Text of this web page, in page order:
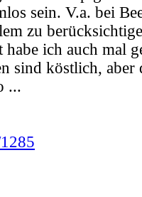
sein. V.a. bei
zu
ich auch mal
sind köstlich, aber
...